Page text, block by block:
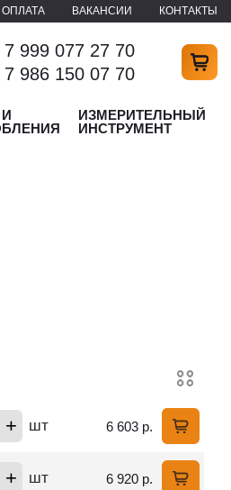
ОПЛАТА ВАКАНСИИ КОНТАКТЫ
7 999 077 27 70
7 986 150 07 70
ИЗМЕРИТЕЛЬНЫЙ
ИНСТРУМЕНТ
+ шт 6 603 р.
+ шт 6 920 р.